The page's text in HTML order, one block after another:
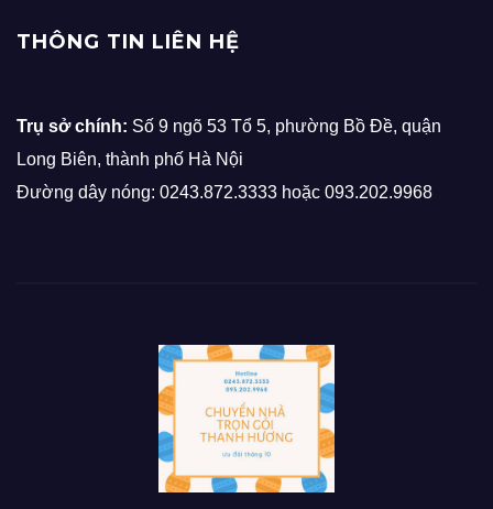
THÔNG TIN LIÊN HỆ
Trụ sở chính: Số 9 ngõ 53 Tổ 5, phường Bồ Đề, quận
Long Biên, thành phố Hà Nội
Đường dây nóng: 0243.872.3333 hoặc 093.202.9968